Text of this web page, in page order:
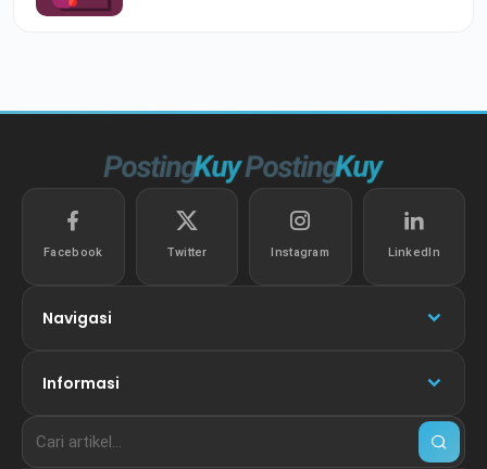
Facebook Twitter Instagram LinkedIn
Navigasi
Informasi